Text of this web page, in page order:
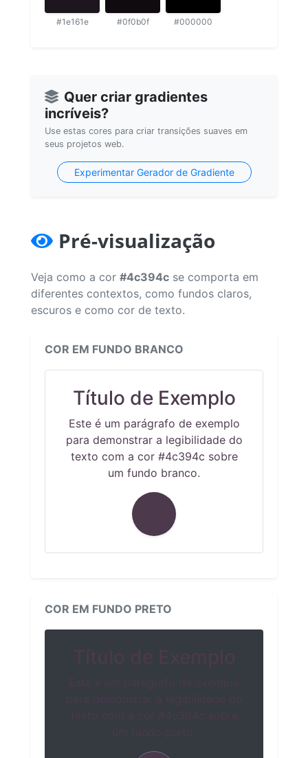
#1e161e #0f0b0f #000000
Quer criar gradientes
incríveis?
Use estas cores para criar transições suaves em
seus projetos web.
Experimentar Gerador de Gradiente
Pré-visualização
Veja como a cor #4c394c se comporta em
diferentes contextos, como fundos claros,
escuros e como cor de texto.
COR EM FUNDO BRANCO
Título de Exemplo
Este é um parágrafo de exemplo
para demonstrar a legibilidade do
texto com a cor #4c394c sobre
um fundo branco.
COR EM FUNDO PRETO
Título de Exemplo
Este é um parágrafo de exemplo
para demonstrar a legibilidade do
texto com a cor #4c394c sobre
um fundo preto.